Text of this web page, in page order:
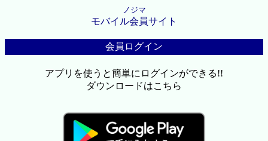
ノジマ
モバイル会員サイト
会員ログイン
アプリを使うと簡単にログインができる!!
ダウンロードはこちら